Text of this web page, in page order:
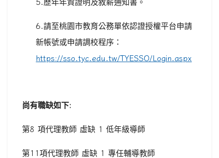
5. 歷年年資證明及敘薪通知書。
6.請至桃園市教育公務單依認證授權平台申請
新帳號或申請調校程序：
https://sso.tyc.edu.tw/TYESSO/Login.aspx
尚有職缺如下:
第8 項代理教師 虛缺 1 低年級導師
第11 項代理教師 虛缺 1 專任輔導教師